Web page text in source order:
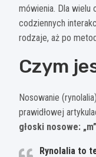
mówienia. Dla wielu
codziennych
rodzaje, aż po
Czym
Nosowanie
prawidłowej
głoski nosowe:
Rynolalia to